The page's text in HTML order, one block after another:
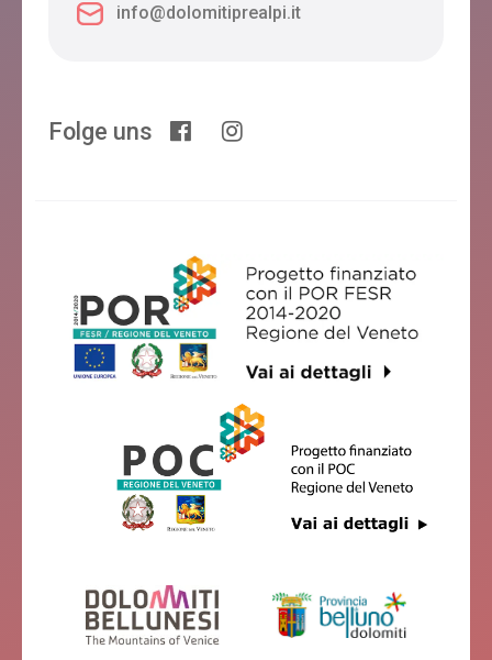
info@dolomitiprealpi.it
Folge uns